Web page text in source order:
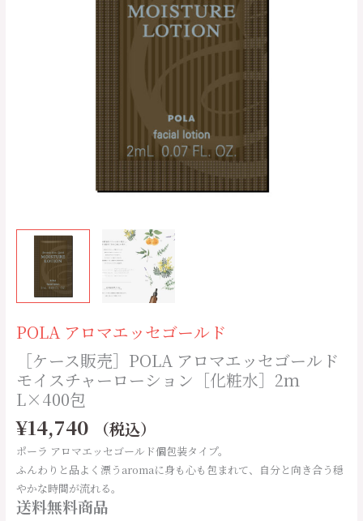
POLA アロマエッセゴールド
［ケース販売］POLA アロマエッセゴールド
モイスチャーローション［化粧水］2ｍ
L×400包
¥14,740 （税込）
ポーラ アロマエッセゴールド個包装タイプ。
ふんわりと品よく漂うaromaに身も心も包まれて、自分と向き合う穏
やかな時間が流れる。
送料無料商品
ス
ロ
ー
シ
ン
［化
粧
水］
2
ｍ
L×400
包